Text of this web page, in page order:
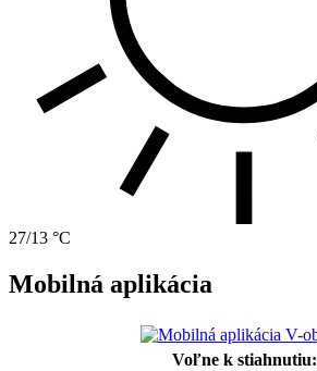
27/13 °C
Mobilná aplikácia
Voľne k stiahnutiu: